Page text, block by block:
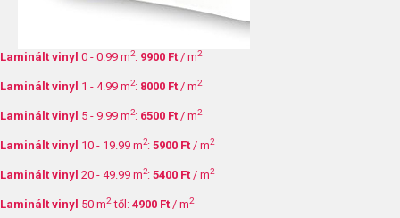
Laminált vinyl 0 - 0.99 m2: 9900 Ft / m2
Laminált vinyl 1 - 4.99 m2: 8000 Ft / m2
Laminált vinyl 5 - 9.99 m2: 6500 Ft / m2
Laminált vinyl 10 - 19.99 m2: 5900 Ft / m2
Laminált vinyl 20 - 49.99 m2: 5400 Ft / m2
Laminált vinyl 50 m2-től: 4900 Ft / m2